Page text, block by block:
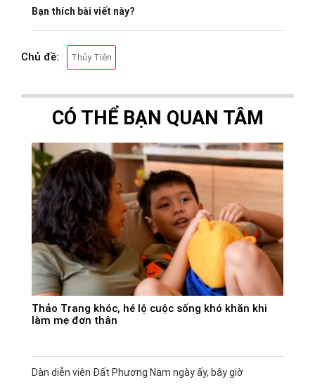
Bạn thích bài viết này?
Chủ đề: Thủy Tiên
CÓ THỂ BẠN QUAN TÂM
Thảo Trang khóc, hé lộ cuộc sống khó khăn khi
làm mẹ đơn thân
Dàn diễn viên Đất Phương Nam ngày ấy, bây giờ